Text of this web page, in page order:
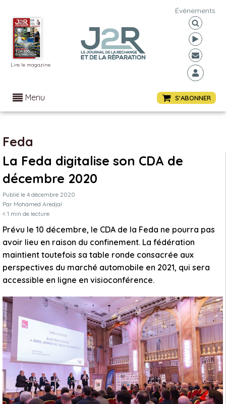
Lire le magazine
Événements
Menu S'ABONNER
Feda
La Feda digitalise son CDA de
décembre 2020
Publié le 4 décembre 2020
Par Mohamed Aredjal
< 1 min de lecture
Prévu le 10 décembre, le CDA de la Feda ne pourra pas
avoir lieu en raison du confinement. La fédération
maintient toutefois sa table ronde consacrée aux
perspectives du marché automobile en 2021, qui sera
accessible en ligne en visioconférence.